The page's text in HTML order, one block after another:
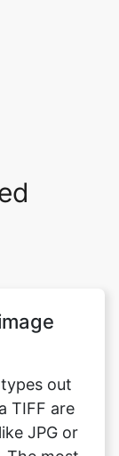
out
TIFF are
most
TIF,
pdf